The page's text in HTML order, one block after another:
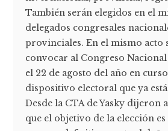
También serán elegidos en el
delegados congresales
provinciales. En el mismo acto
convocar al Congreso
el 22 de agosto del año en
dispositivo electoral que ya
Desde la CTA de Yasky dijeron
que el objetivo de la elección